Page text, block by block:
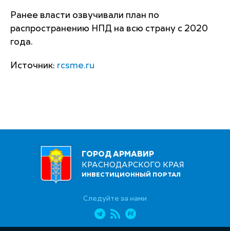
Ранее власти озвучивали план по
распространению НПД на всю страну с 2020
года.
Источник: rcsme.ru
ГОРОД АРМАВИР
КРАСНОДАРСКОГО КРАЯ
ИНВЕСТИЦИОННЫЙ ПОРТАЛ
Следуйте за нами